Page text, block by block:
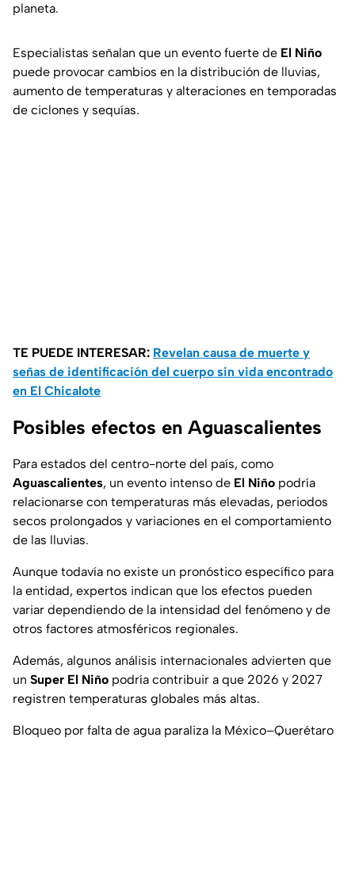
planeta.
Especialistas señalan que un evento fuerte de El Niño
puede provocar cambios en la distribución de lluvias,
aumento de temperaturas y alteraciones en temporadas
de ciclones y sequías.
TE PUEDE INTERESAR: Revelan causa de muerte y
señas de identificación del cuerpo sin vida encontrado
en El Chicalote
Posibles efectos en Aguascalientes
Para estados del centro-norte del país, como
Aguascalientes, un evento intenso de El Niño podría
relacionarse con temperaturas más elevadas, periodos
secos prolongados y variaciones en el comportamiento
de las lluvias.
Aunque todavía no existe un pronóstico específico para
la entidad, expertos indican que los efectos pueden
variar dependiendo de la intensidad del fenómeno y de
otros factores atmosféricos regionales.
Además, algunos análisis internacionales advierten que
un Super El Niño podría contribuir a que 2026 y 2027
registren temperaturas globales más altas.
Bloqueo por falta de agua paraliza la México–Querétaro